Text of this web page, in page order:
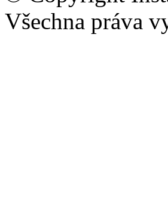
Všechna práva